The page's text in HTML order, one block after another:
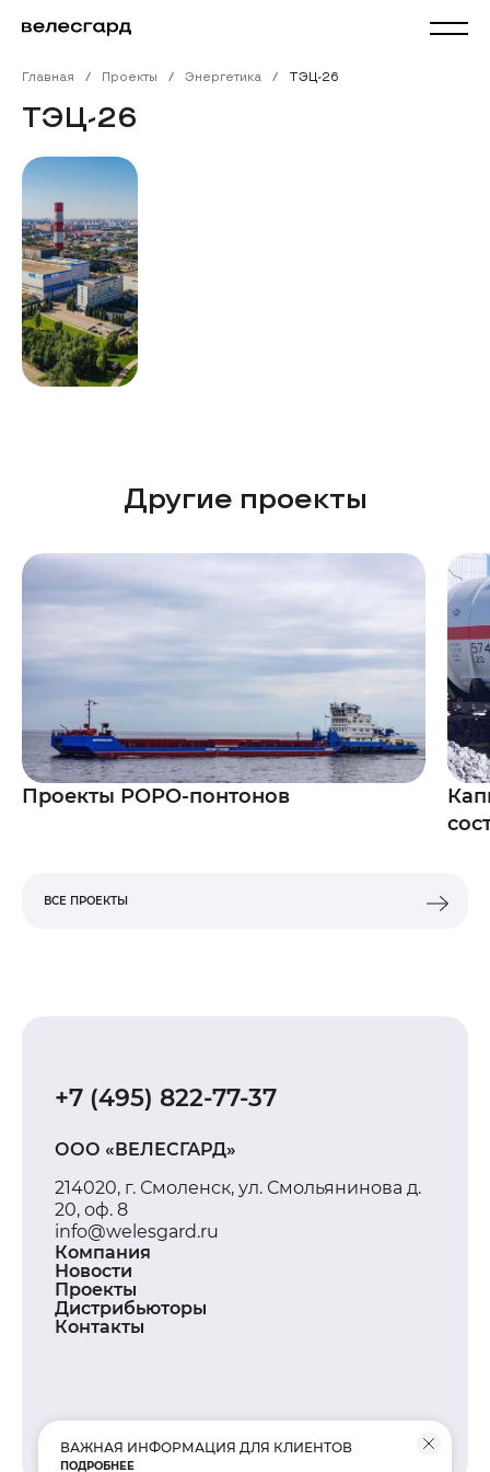
ВАЖНАЯ ИНФОРМАЦИЯ ДЛЯ КЛИЕНТОВ
ПОДРОБНЕЕ
Главная Проекты Энергетика ТЭЦ-26
ТЭЦ-26
Другие проекты
Проекты РОРО-понтонов
ВСЕ ПРОЕКТЫ
Компания
Новости
Проекты
Дистрибьюторы
Контакты
+7 (495) 822-77-37
ООО «ВЕЛЕСГАРД»
214020, г. Смоленск, ул. Смольянинова д.
20, оф. 8
info@welesgard.ru
© ВЕЛЕСГАРД 2026